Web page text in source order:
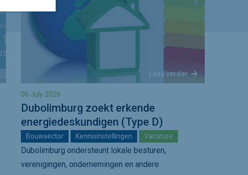
Lees verder
06 July 2026
Dubolimburg zoekt erkende
energiedeskundigen (Type D)
Bouwsector Kennisinstellingen Vacature
Dubolimburg ondersteunt lokale besturen,
verenigingen, ondernemingen en andere